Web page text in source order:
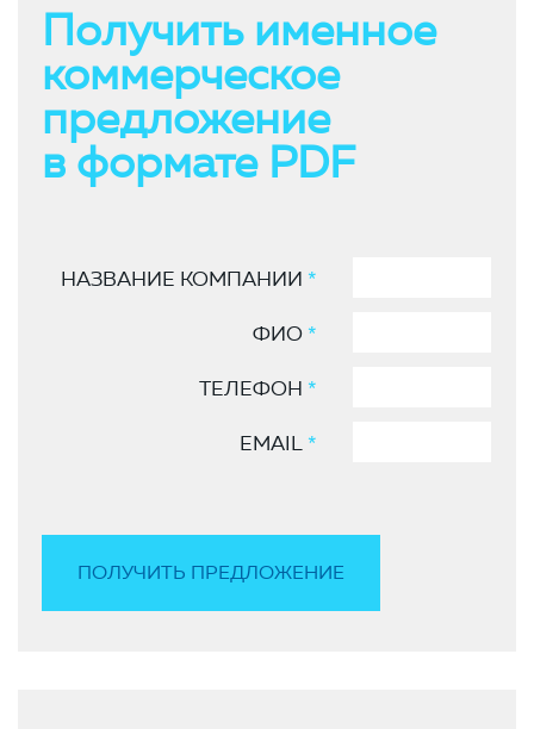
Получить именное
коммерческое
предложение
в формате PDF
НАЗВАНИЕ КОМПАНИИ *
ФИО *
ТЕЛЕФОН *
EMAIL *